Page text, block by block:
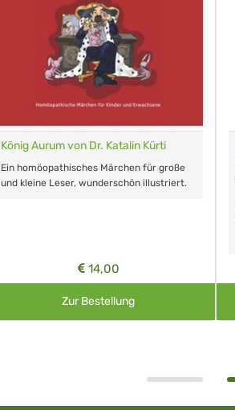
König Aurum von Dr. Katalin Kürti
Ein homöopathisches Märchen für große
und kleine Leser, wunderschön illustriert.
14,00
Zur Bestellung